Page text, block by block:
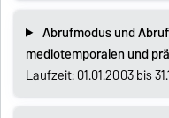
Abrufmodus und
mediotemporalen und
Laufzeit: 01.01.2003 bis